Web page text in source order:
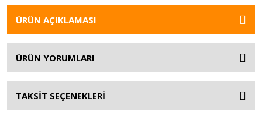
ÜRÜN AÇIKLAMASI
ÜRÜN YORUMLARI
TAKSİT SEÇENEKLERİ